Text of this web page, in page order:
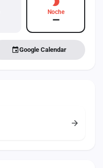
Noche
—
Google Calendar